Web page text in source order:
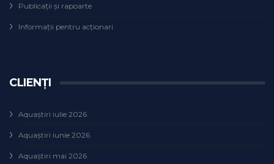
Publicații și rapoarte
Informații pentru acționari
CLIENȚI
Aquaștiri iulie 2026
Aquaștiri iunie 2026
Aquaștiri mai 2026